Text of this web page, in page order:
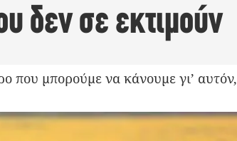
δεν σε εκτιμούν
που μπορούμε να κάνουμε γι’ αυτόν,